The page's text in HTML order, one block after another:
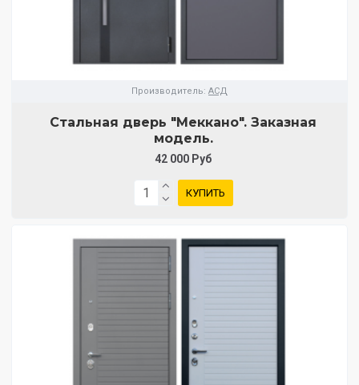
Производитель: АСД
Стальная дверь "Меккано". Заказная
модель.
42 000 Руб
КУПИТЬ